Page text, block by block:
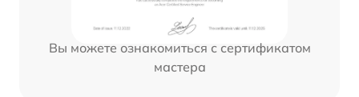
Вы можете ознакомиться с сертификатом
мастера